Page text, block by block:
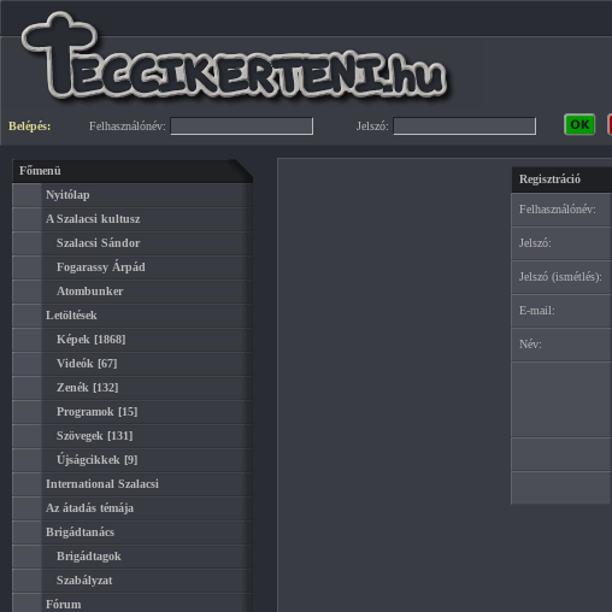
Belépés: Felhasználónév: Jelszó:
Főmenü
Nyitólap
A Szalacsi kultusz
Szalacsi Sándor
Fogarassy Árpád
Atombunker
Letöltések
Képek [1868]
Videók [67]
Zenék [132]
Programok [15]
Szövegek [131]
Újságcikkek [9]
International Szalacsi
Az átadás témája
Brigádtanács
Brigádtagok
Szabályzat
Fórum
Regisztráció
Felhasználónév:
Jelszó:
Jelszó (ismétlés):
E-mail:
Név: